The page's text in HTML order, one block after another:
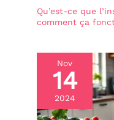
Qu’est-ce que
comment ça
Nov
14
2024